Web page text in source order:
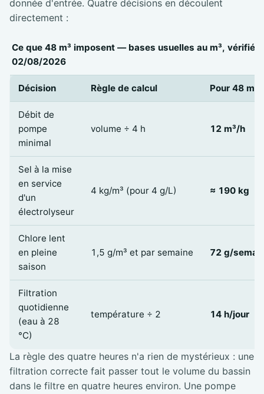
donnée d'entrée. Quatre décisions en découlent
directement :
Ce que 48 m³ imposent — bases usuelles au m³,
02/08/2026
Décision Règle de calcul Pour 48 m³
Débit de
pompe
minimal
volume ÷ 4 h 12 m³/h
Sel à la mise
en service
d'un
électrolyseur
4 kg/m³ (pour 4 g/L) ≈ 190 kg
Chlore lent
en pleine
saison
1,5 g/m³ et par semaine 72 g/
Filtration
quotidienne
(eau à 28
°C)
température ÷ 2 14 h/jour
La règle des quatre heures n'a rien de mystérieux : une
filtration correcte fait passer tout le volume du bassin
dans le filtre en quatre heures environ. Une pompe